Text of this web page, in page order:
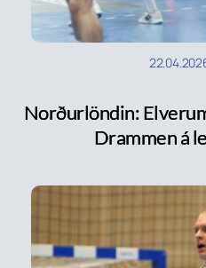
Norðurlöndin:
Drammen á